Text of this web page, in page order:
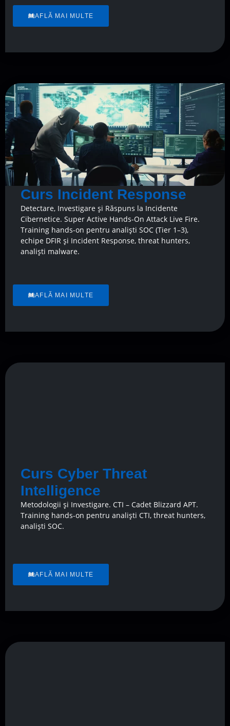
AFLĂ MAI MULTE
Curs Incident Response
Detectare, Investigare și Răspuns la Incidente
Cibernetice. Super Active Hands-On Attack Live Fire.
Training hands-on pentru analiști SOC (Tier 1–3),
echipe DFIR și Incident Response, threat hunters,
analiști malware.
AFLĂ MAI MULTE
Curs Cyber Threat
Intelligence
Metodologii și Investigare. CTI – Cadet Blizzard APT.
Training hands-on pentru analiști CTI, threat hunters,
analiști SOC.
AFLĂ MAI MULTE